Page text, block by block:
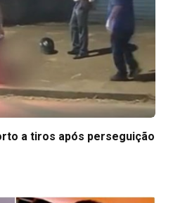
a tiros após perseguição